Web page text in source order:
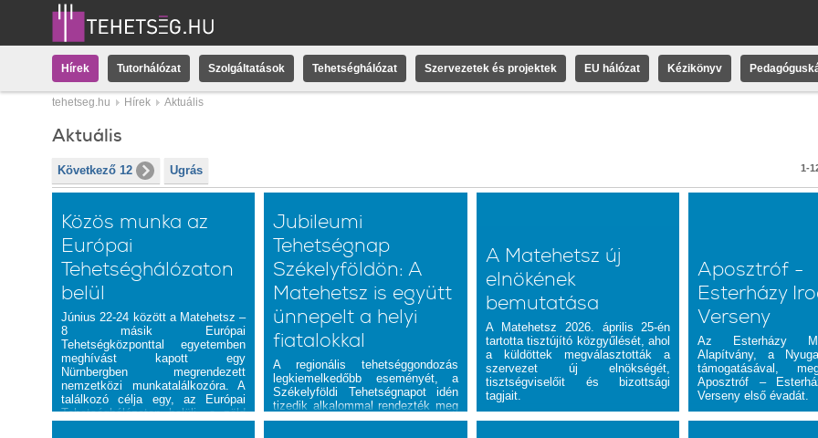
Hírek Tutorhálózat Szolgáltatások Tehetséghálózat Szervezetek és projektek EU hálózat Kézikönyv
tehetseg.hu Hírek Aktuális
Aktuális
Következő 12 Ugrás 1-
Közös munka az
Európai
Tehetséghálózaton
belül
Június 22-24 között a Matehetsz –
8 másik Európai
Tehetségközponttal egyetemben
meghívást kapott egy
Nürnbergben megrendezett
nemzetközi munkatalálkozóra. A
találkozó célja egy, az Európai
Tehetséghálózaton belüli, a zöld
Jubileumi
Tehetségnap
Székelyföldön: A
Matehetsz is együtt
ünnepelt a helyi
fiatalokkal
A regionális tehetséggondozás
legkiemelkedőbb eseményét, a
Székelyföldi Tehetségnapot idén
tizedik alkalommal rendezték meg
Sepsiszentgyörgyön.
A Matehetsz új
elnökének
bemutatása
A Matehetsz 2026. április 25-én
tartotta tisztújító közgyűlését, ahol
a küldöttek megválasztották a
szervezet új elnökségét,
tisztségviselőit és bizottsági
tagjait.
Aposztróf -
Esterházy
Verseny
Az Esterházy
Alapítvány, a
támogatásával,
Aposztróf –
Verseny első évadát.